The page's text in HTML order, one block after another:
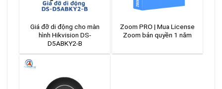
Giá đỡ di động cho màn
hình Hikvision DS-
D5ABKY2-B
Zoom PRO | Mua License
Zoom bản quyền 1 năm